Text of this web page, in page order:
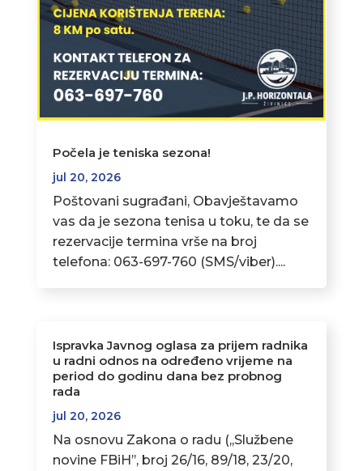
Počela je teniska sezona!
jul 20, 2026
Poštovani sugrađani, Obavještavamo
vas da je sezona tenisa u toku, te da se
rezervacije termina vrše na broj
telefona: 063-697-760 (SMS/viber)....
Ispravka Javnog oglasa za prijem radnika
u radni odnos na određeno vrijeme na
period do godinu dana bez probnog
rada
jul 20, 2026
Na osnovu Zakona o radu (,,Službene
novine FBiH’’, broj 26/16, 89/18, 23/20,